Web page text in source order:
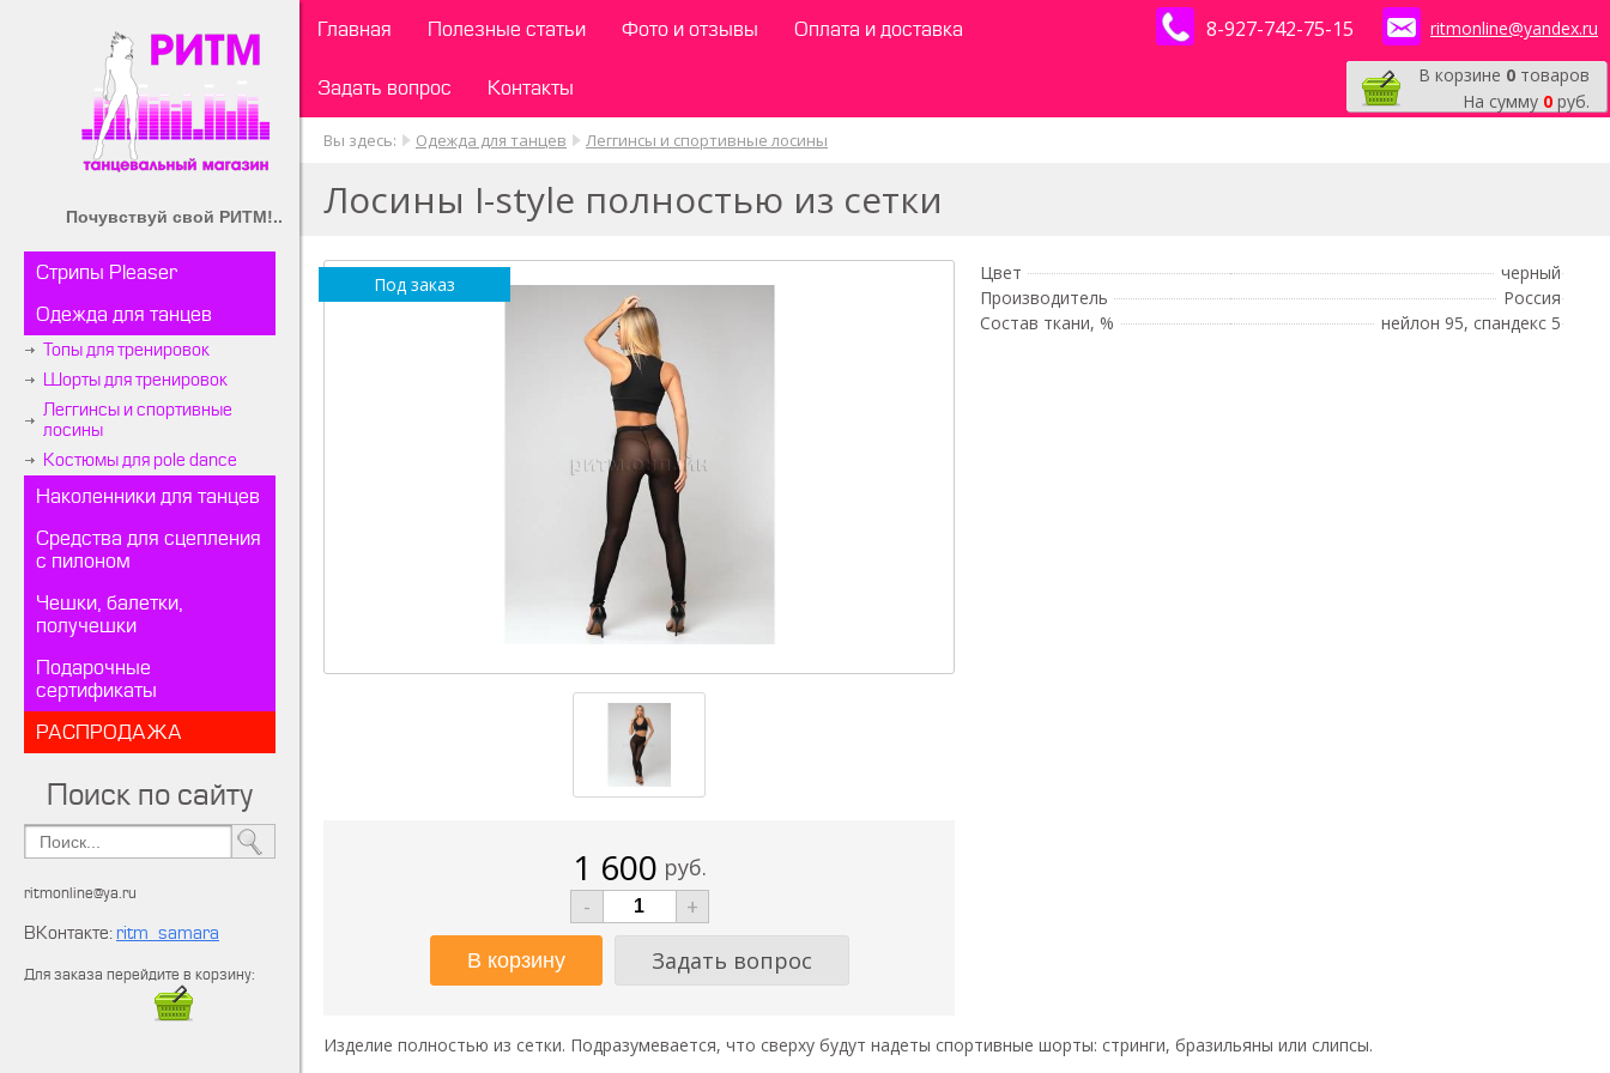
Почувствуй свой РИТМ!..
Стрипы Pleaser
Одежда для танцев
Топы для тренировок
Шорты для тренировок
Леггинсы и спортивные
лосины
Костюмы для pole dance
Наколенники для танцев
Средства для сцепления
с пилоном
Чешки, балетки,
получешки
Подарочные
сертификаты
РАСПРОДАЖА
Поиск по сайту
ritmonline@ya.ru
ВКонтакте: ritm_samara
Для заказа перейдите в корзину:
Главная Полезные статьи Фото и отзывы Оплата и доставка
Задать вопрос Контакты
8-927-742-75-15 ritmonline@yandex.ru
В корзине 0 товаров
На сумму 0 руб.
Вы здесь: Одежда для танцев Леггинсы и спортивные лосины
Лосины I-style полностью из сетки
Под заказ
1 600 руб.
-
+
Задать вопрос
Цвет
черный
Производитель
Россия
Состав ткани, %
нейлон 95, спандекс 5
Изделие полностью из сетки. Подразумевается, что сверху будут надеты спортивные шорты: стринги, бразильяны или слипсы.